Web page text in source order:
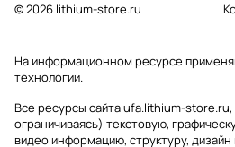
© 2026 lithium-store.ru
На информационном ресурсе
технологии.
Все ресурсы сайта ufa.lithium-
ограничиваясь) текстовую,
видео информацию, структуру,